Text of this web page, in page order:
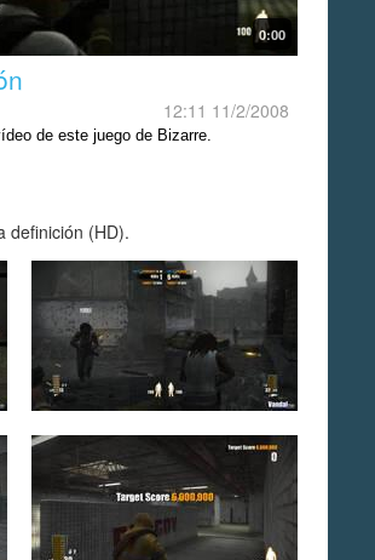
0:00
12:11 11/2/2008
de este juego de Bizarre.
definición (HD).